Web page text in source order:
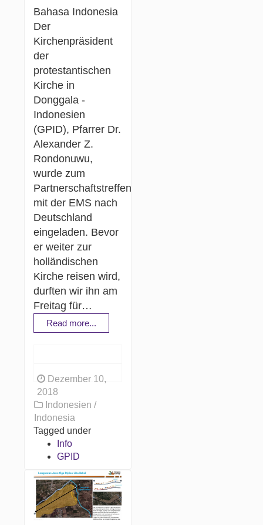
Bahasa Indonesia
Der
Kirchenpräsident
der
protestantischen
Kirche in
Donggala -
Indonesien
(GPID), Pfarrer Dr.
Alexander Z.
Rondonuwu,
wurde zum
Partnerschaftstreffen
mit der EMS nach
Deutschland
eingeladen. Bevor
er weiter zur
holländischen
Kirche reisen wird,
durften wir ihn am
Freitag für…
Read more...
Dezember 10,
2018
Indonesien /
Indonesia
Tagged under
Info
GPID